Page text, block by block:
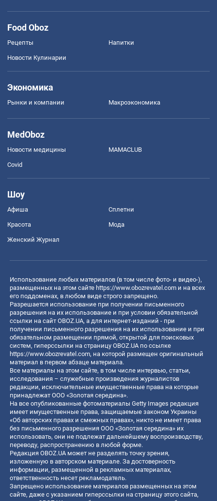
Food Oboz
Рецепты Напитки
Новости Кулинарии
Экономика
Рынки и компании Mакроэкономика
MedOboz
Новости медицины MAMACLUB
Covid
Шоу
Афиша Сплетни
Красота Мода
Женский Журнал
Использование любых материалов (в том числе фото- и видео-),
размещенных на этом сайте https://www.obozrevatel.com и на всех
его поддоменах, в любом виде строго запрещено.
Разрешается использование при получении письменного
разрешения на их использование и при условии обязательной
ссылки на сайт OBOZ.UA, а для интернет-изданий - при
получении письменного разрешения на их использование и при
обязательном размещении прямой, открытой для поисковых
систем, гиперссылки на страницу OBOZ.UA по ссылке
https://www.obozrevatel.com, на которой размещен оригинальный
материал в первом абзаце материала.
Все материалы на этом сайте, в том числе интервью, статьи,
исследования – служебные произведения журналистов
редакции, исключительные имущественные права на которые
принадлежат ООО «Золотая середина».
На все опубликованные фотоматериалы Getty Images редакция
имеет имущественные права, защищаемые законом Украины
«Об авторских правах и смежных правах», никто не имеет права
без письменного разрешения ООО «Золотая середина» их
использовать, они не подлежат дальнейшему воспроизводству,
переводу, распространению в любой форме.
Редакция OBOZ.UA может не разделять точку зрения,
изложенную в авторском материале. За достоверность
информации, размещенной в рекламных материалах,
ответственность несет рекламодатель.
Запрещено использование материалов размещенных на этом
сайте, даже с указанием гиперссылки на страницу этого сайта,